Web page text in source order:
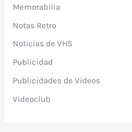
Memorabilia
Notas Retro
Noticias de VHS
Publicidad
Publicidades de Videos
Videoclub